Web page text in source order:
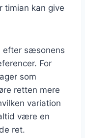
timian kan give
efter sæsonens
For
som
retten mere
variation
være en
ret.